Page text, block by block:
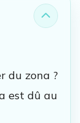
du zona ?
est dû au